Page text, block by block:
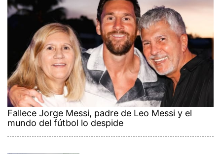
Fallece Jorge Messi, padre de Leo Messi y el
mundo del fútbol lo despide